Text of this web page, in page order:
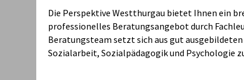
Die Perspektive Westthurgau bietet Ihnen ein
professionelles Beratungsangebot durch
Beratungsteam setzt sich aus gut
Sozialarbeit, Sozialpädagogik und Psychologie